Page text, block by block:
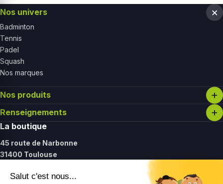
Nos univers
Badminton
Tennis
Padel
Squash
Nos marques
Nos produits
Renseignements
La boutique
45 route de Narbonne
31400 Toulouse
Mardi - vendredi :11h - 19h30